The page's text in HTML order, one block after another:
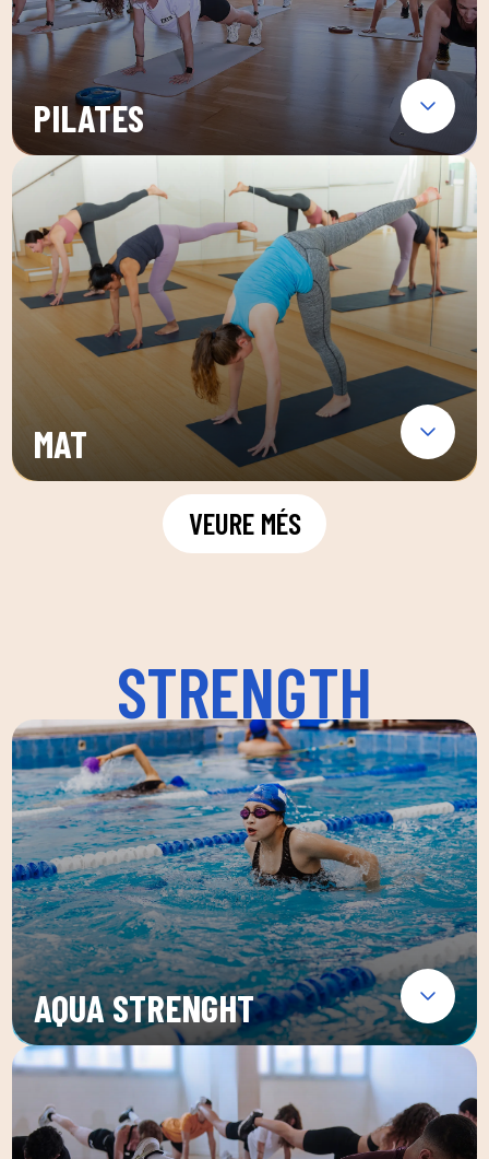
PILATES
MAT
VEURE MÉS
STRENGTH
AQUA STRENGHT